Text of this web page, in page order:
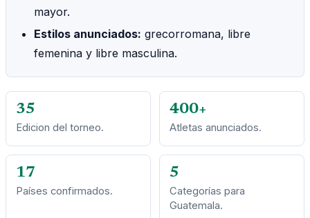
mayor.
Estilos anunciados: grecorromana, libre
femenina y libre masculina.
35
Edicion del torneo.
400+
Atletas anunciados.
17
Países confirmados.
5
Categorías para
Guatemala.